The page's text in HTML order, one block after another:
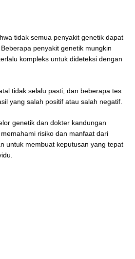
tidak semua penyakit genetik dapat
penyakit genetik mungkin
kompleks untuk dideteksi dengan
tidak selalu pasti, dan beberapa tes
yang salah positif atau salah negatif.
genetik dan dokter kandungan
risiko dan manfaat dari
untuk membuat keputusan yang tepat